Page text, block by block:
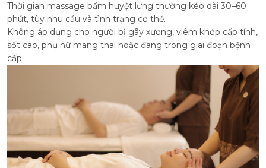
Thời gian massage bấm huyệt lưng thường kéo dài 30–60
phút, tùy nhu cầu và tình trạng cơ thể.
Không áp dụng cho người bị gãy xương, viêm khớp cấp tính,
sốt cao, phụ nữ mang thai hoặc đang trong giai đoạn bệnh
cấp.